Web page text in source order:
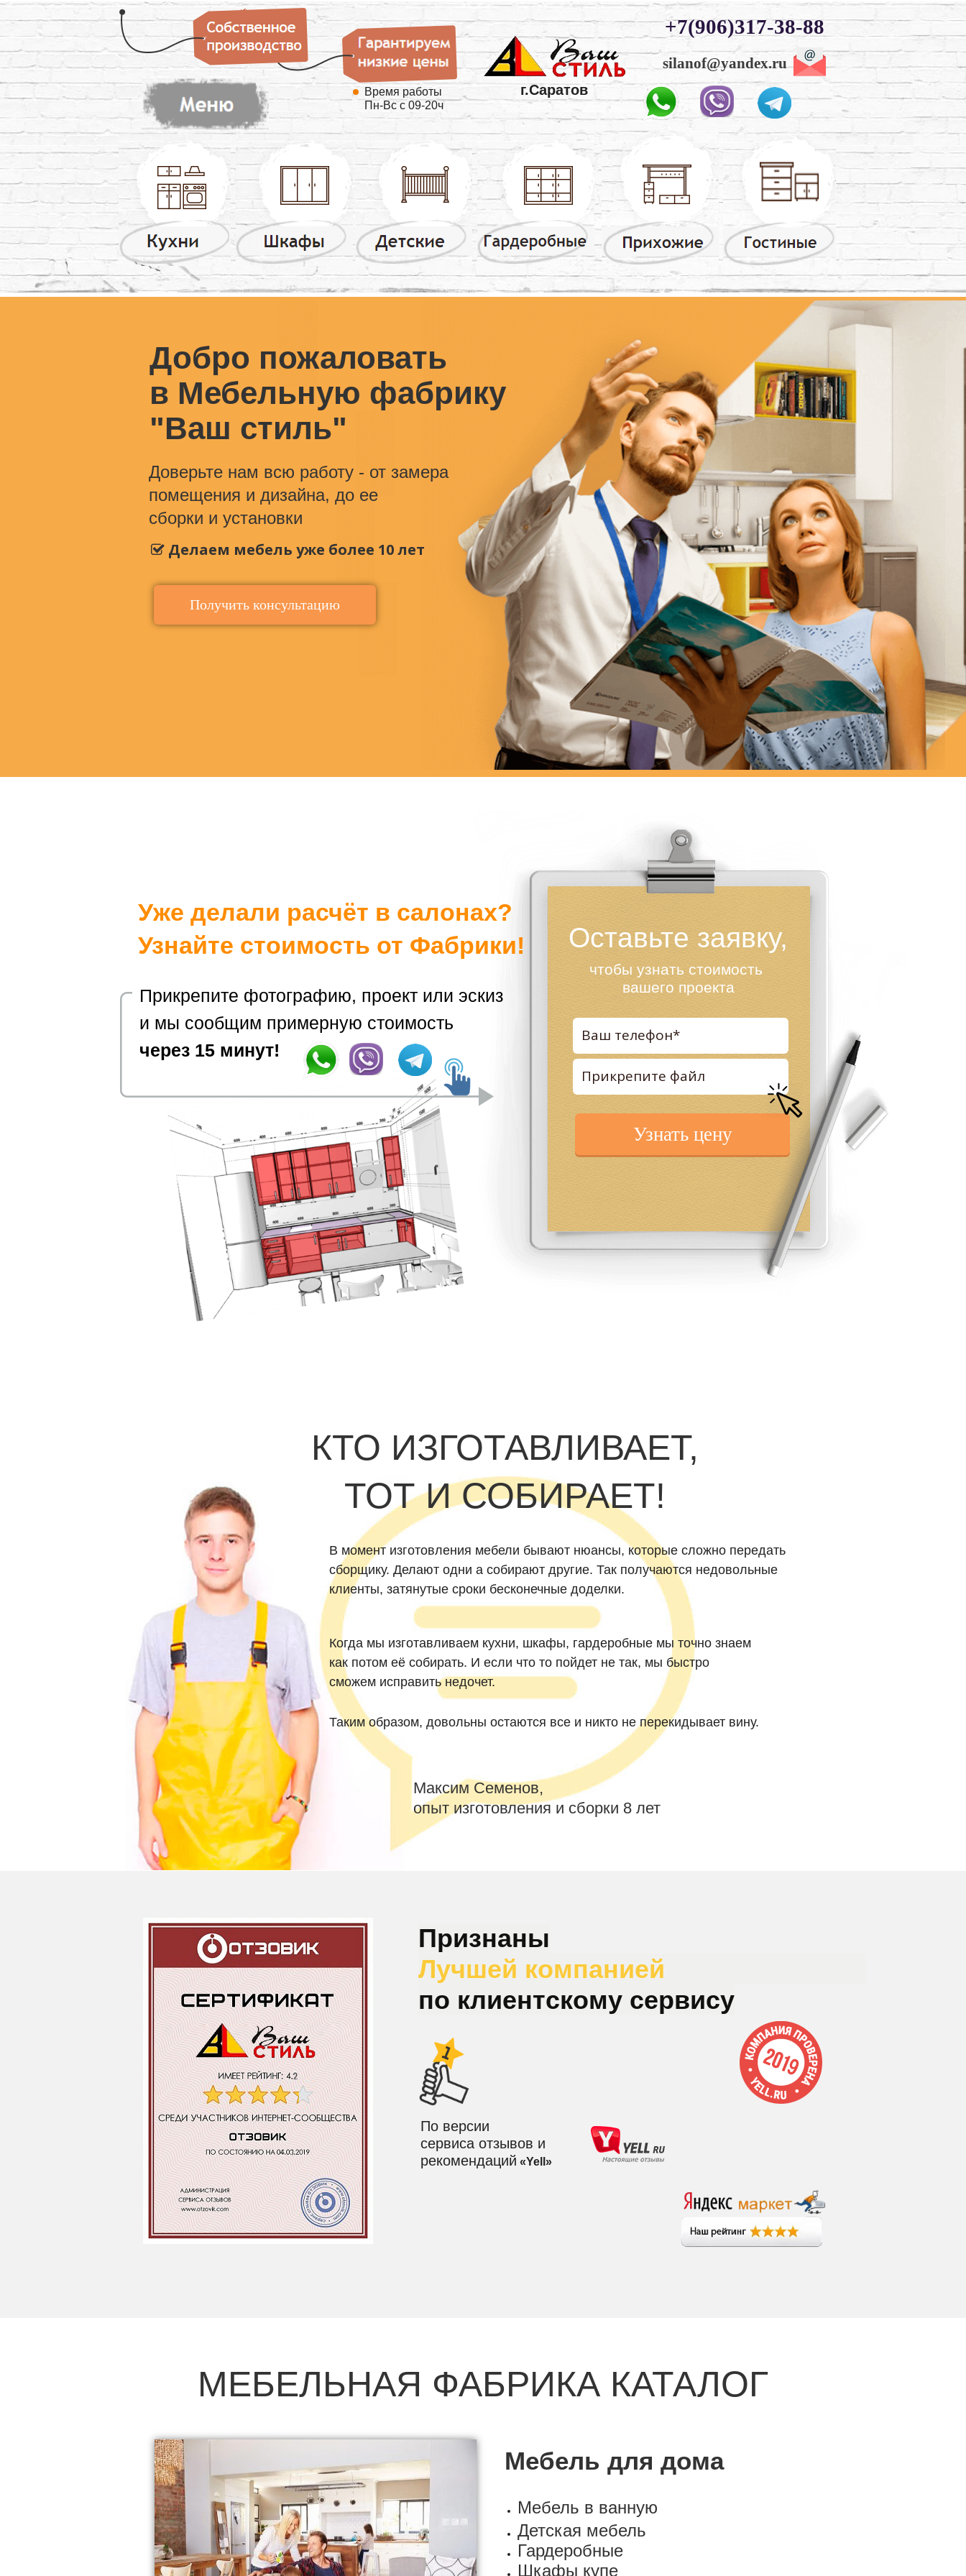
Доверьте нам всю работу - от замера
помещения и дизайна, до ее
сборки и установки
Делаем мебель уже более 10 лет
Добро пожаловать
в Мебельную фабрику
"Ваш стиль"
Когда мы изготавливаем кухни, шкафы, гардеробные мы точно знаем
как потом её собирать. И если что то пойдет не так, мы быстро
сможем исправить недочет.
В момент изготовления мебели бывают нюансы, которые сложно передать
сборщику. Делают одни а собирают другие. Так получаются недовольные
клиенты, затянутые сроки бесконечные доделки.
Максим Семенов,
опыт изготовления и сборки 8 лет
Таким образом, довольны остаются все и никто не перекидывает вину.
Мебель в ванную
Детская мебель
Гардеробные
Шкафы купе
Время работы
Пн-Вс с 09-20ч
Узнать цену
чтобы узнать стоимость
вашего проекта
г.Саратов
silanof@yandex.ru
Мебель для дома
Прикрепите фотографию, проект или эскиз
и мы сообщим примерную стоимость
через 15 минут!
Уже делали расчёт в салонах?
Узнайте стоимость от Фабрики!
Оставьте заявку,
МЕБЕЛЬНАЯ ФАБРИКА КАТАЛОГ
По версии
сервиса отзывов и
рекомендаций «Yell»
Признаны
Лучшей компанией
по клиентскому сервису
+7(906)317-38-88
Получить консультацию
КТО ИЗГОТАВЛИВАЕТ,
ТОТ И СОБИРАЕТ!